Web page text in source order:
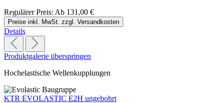
Regulärer Preis: Ab 131,00 €
Preise inkl. MwSt. zzgl. Versandkosten
Details
Produktgalerie überspringen
Hochelastische Wellenkupplungen
KTR EVOLASTIC E2H ungebohrt